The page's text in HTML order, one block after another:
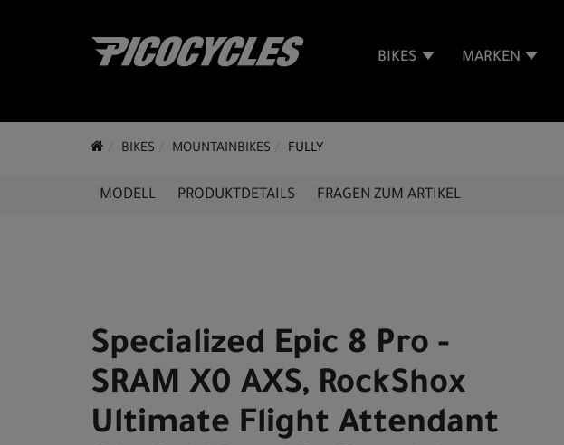
BIKES MARKEN
BIKES MOUNTAINBIKES FULLY
MODELL PRODUKTDETAILS FRAGEN ZUM ARTIKEL
Specialized Epic 8 Pro -
SRAM X0 AXS, RockShox
Ultimate Flight Attendant